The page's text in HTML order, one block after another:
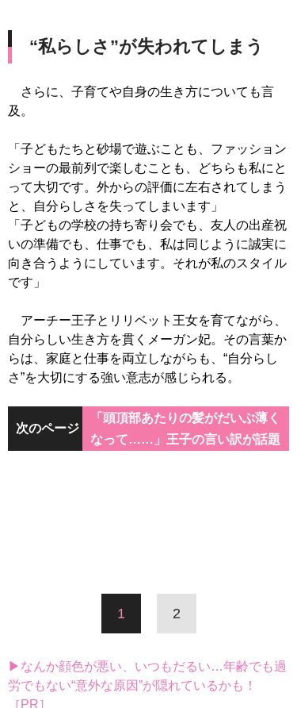
“私らしさ”が失われてしまう
さらに、子育てや自身の生き方についても言
及。
「子どもたちと砂場で遊ぶことも、ファッション
ショーの最前列で楽しむことも、どちらも私にと
って大切です。外からの評価に左右されてしまう
と、自分らしさを失ってしまいます」
「子どもの学校の持ち寄り会でも、友人の出産祝
いの準備でも、仕事でも、私は同じように誠実に
向き合うようにしています。それが私のスタイル
です」
アーチー王子とリリベット王女を育てながら、
自分らしい生き方を貫くメーガン妃。その言葉か
らは、家庭と仕事を両立しながらも、“自分らし
さ”を大切にする強い意志が感じられる。
次のページ
「頭頂部あたりの髪がだいぶ薄く
なって……」王子の言い訳が話題
1 2
▶なんか顔色が悪い、いつもだるい…年齢でも過
労でもない“意外な原因”が隠れているかも！
［PR］